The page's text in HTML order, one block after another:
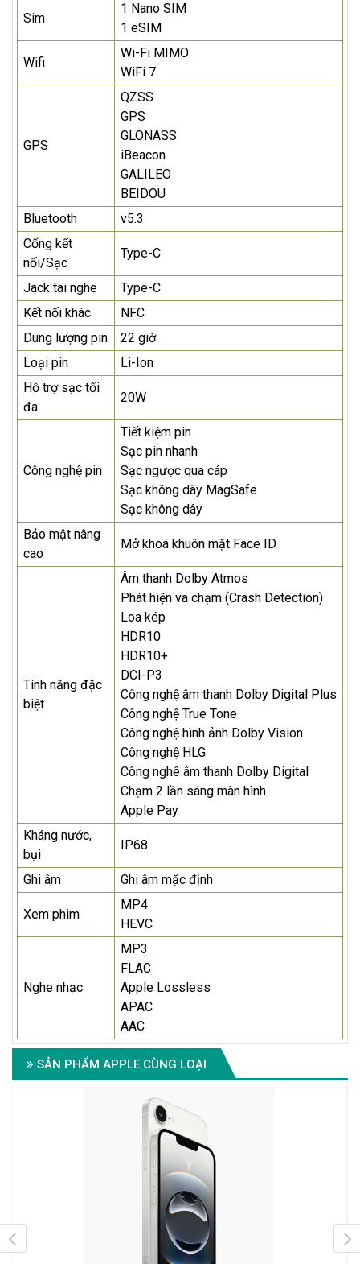
Sim
1 Nano SIM
1 eSIM
Wifi
Wi-Fi MIMO
WiFi 7
GPS
QZSS
GPS
GLONASS
iBeacon
GALILEO
BEIDOU
Bluetooth
v5.3
Cổng kết
nối/Sạc
Type-C
Jack tai nghe
Type-C
Kết nối khác
NFC
Dung lượng pin
22 giờ
Loại pin
Li-Ion
Hỗ trợ sạc tối
đa
20W
Công nghệ pin
Tiết kiệm pin
Sạc pin nhanh
Sạc ngược qua cáp
Sạc không dây MagSafe
Sạc không dây
Bảo mật nâng
cao
Mở khoá khuôn mặt Face ID
Tính năng đặc
biệt
Âm thanh Dolby Atmos
Phát hiện va chạm (Crash Detection)
Loa kép
HDR10
HDR10+
DCI-P3
Công nghệ âm thanh Dolby Digital Plus
Công nghệ True Tone
Công nghệ hình ảnh Dolby Vision
Công nghệ HLG
Công nghê âm thanh Dolby Digital
Chạm 2 lần sáng màn hình
Apple Pay
Kháng nước,
bụi
IP68
Ghi âm Ghi âm mặc định
Xem phim
MP4
HEVC
Nghe nhạc
MP3
FLAC
Apple Lossless
APAC
AAC
SẢN PHẨM APPLE CÙNG LOẠI